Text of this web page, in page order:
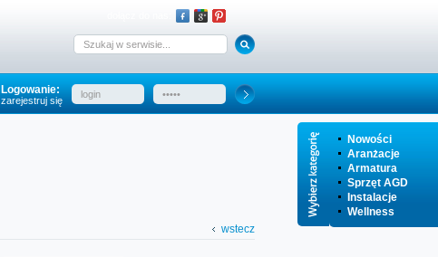
Nowości
Aranżacje
Armatura
Sprzęt AGD
Instalacje
Wellness
Logowanie:
zarejestruj się
wstecz